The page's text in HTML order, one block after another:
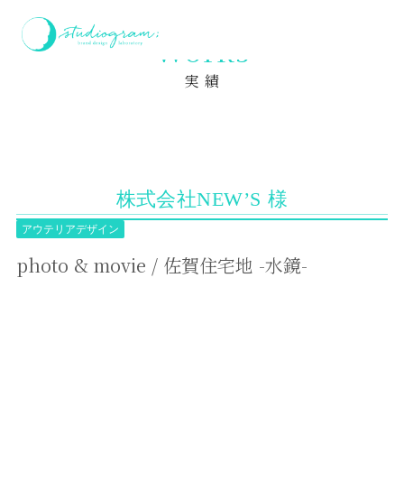
ホーム
Works
実 績
株式会社NEW’S 様
アウテリアデザイン
photo & movie / 佐賀住宅地 -水鏡-